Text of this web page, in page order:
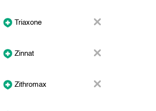
Triaxone
Zinnat
Zithromax